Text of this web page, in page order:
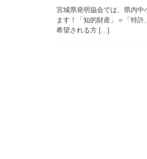
宮城県発明協会では、県内
ます！「知的財産」＝「特
希望される方 […]